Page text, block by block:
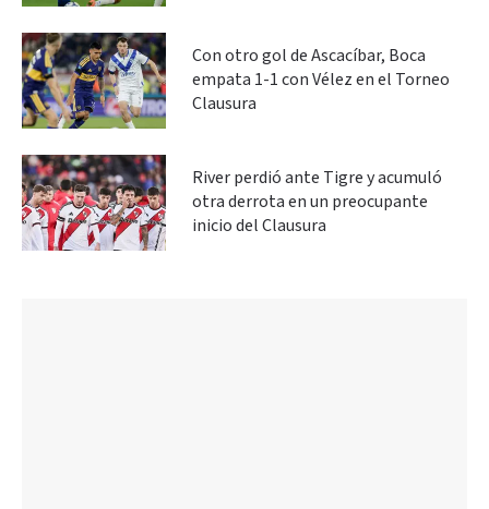
Con otro gol de Ascacíbar, Boca
empata 1-1 con Vélez en el Torneo
Clausura
River perdió ante Tigre y acumuló
otra derrota en un preocupante
inicio del Clausura